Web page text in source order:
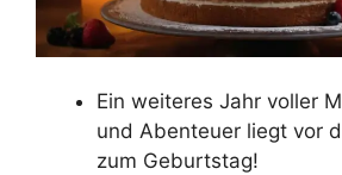
Ein weiteres Jahr voller
und Abenteuer liegt vor
zum Geburtstag!